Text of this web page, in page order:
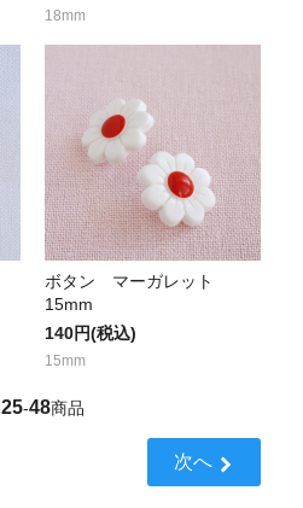
18mm
ボタン マーガレット
15mm
140円(税込)
15mm
25-48商品
次へ